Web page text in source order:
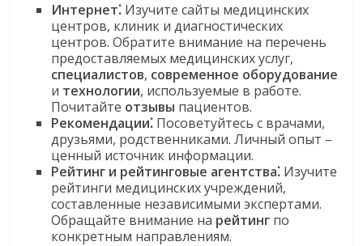
Интернет⁚ Изучите сайты медицинских
центров, клиник и диагностических
центров. Обратите внимание на перечень
предоставляемых медицинских услуг,
специалистов, современное оборудование
и технологии, используемые в работе.
Почитайте отзывы пациентов.
Рекомендации⁚ Посоветуйтесь с врачами,
друзьями, родственниками. Личный опыт –
ценный источник информации.
Рейтинг и рейтинговые агентства⁚ Изучите
рейтинги медицинских учреждений,
составленные независимыми экспертами.
Обращайте внимание на рейтинг по
конкретным направлениям.